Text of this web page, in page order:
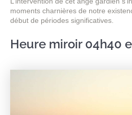
moments charnières de notre
début de périodes significatives.
Heure miroir 04h40